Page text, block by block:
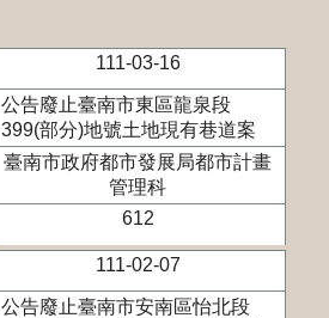
111-03-16
公告廢止臺南市東區龍泉段
399(部分)地號土地現有巷道案
臺南市政府都市發展局都市計畫
管理科
612
111-02-07
公告廢止臺南市安南區怡北段